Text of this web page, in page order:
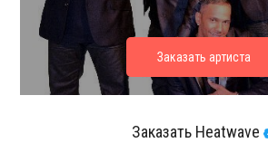
Заказать Heatwave